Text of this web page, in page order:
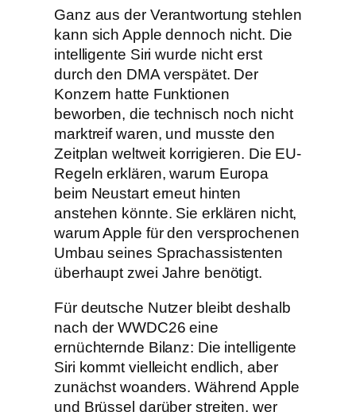
Ganz aus der Verantwortung stehlen
kann sich Apple dennoch nicht. Die
intelligente Siri wurde nicht erst
durch den DMA verspätet. Der
Konzern hatte Funktionen
beworben, die technisch noch nicht
marktreif waren, und musste den
Zeitplan weltweit korrigieren. Die EU-
Regeln erklären, warum Europa
beim Neustart erneut hinten
anstehen könnte. Sie erklären nicht,
warum Apple für den versprochenen
Umbau seines Sprachassistenten
überhaupt zwei Jahre benötigt.
Für deutsche Nutzer bleibt deshalb
nach der WWDC26 eine
ernüchternde Bilanz: Die intelligente
Siri kommt vielleicht endlich, aber
zunächst woanders. Während Apple
und Brüssel darüber streiten, wer